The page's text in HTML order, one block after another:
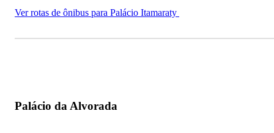
Ver rotas de ônibus para Palácio Itamaraty
Palácio da Alvorada